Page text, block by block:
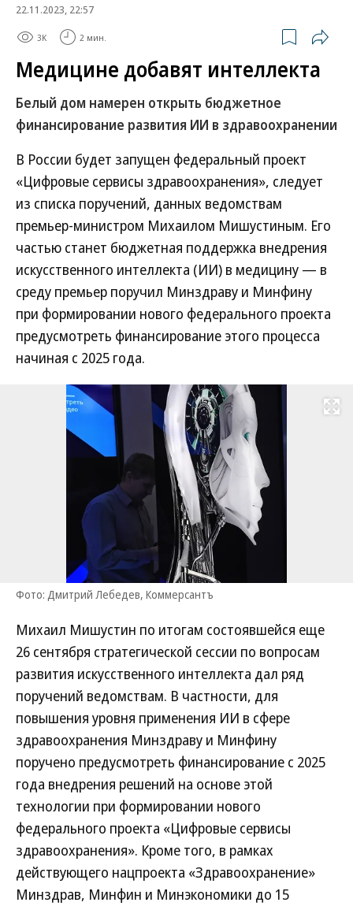
22.11.2023, 22:57
3K 2 мин.
Медицине добавят интеллекта
Белый дом намерен открыть бюджетное
финансирование развития ИИ в здравоохранении
В России будет запущен федеральный проект
«Цифровые сервисы здравоохранения», следует
из списка поручений, данных ведомствам
премьер-министром Михаилом Мишустиным. Его
частью станет бюджетная поддержка внедрения
искусственного интеллекта (ИИ) в медицину — в
среду премьер поручил Минздраву и Минфину
при формировании нового федерального проекта
предусмотреть финансирование этого процесса
начиная с 2025 года.
Развернуть
Фото: Дмитрий Лебедев, Коммерсантъ
Михаил Мишустин по итогам состоявшейся еще
26 сентября стратегической сессии по вопросам
развития искусственного интеллекта дал ряд
поручений ведомствам. В частности, для
повышения уровня применения ИИ в сфере
здравоохранения Минздраву и Минфину
поручено предусмотреть финансирование с 2025
года внедрения решений на основе этой
технологии при формировании нового
федерального проекта «Цифровые сервисы
здравоохранения». Кроме того, в рамках
действующего нацпроекта «Здравоохранение»
Минздрав, Минфин и Минэкономики до 15